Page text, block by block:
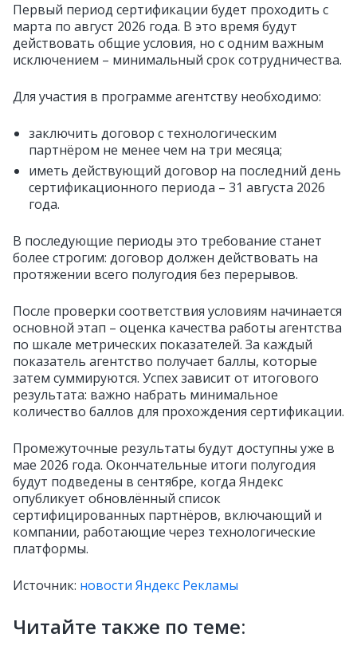
Первый период сертификации будет проходить с
марта по август 2026 года. В это время будут
действовать общие условия, но с одним важным
исключением – минимальный срок сотрудничества.
Для участия в программе агентству необходимо:
заключить договор с технологическим
партнёром не менее чем на три месяца;
иметь действующий договор на последний день
сертификационного периода – 31 августа 2026
года.
В последующие периоды это требование станет
более строгим: договор должен действовать на
протяжении всего полугодия без перерывов.
После проверки соответствия условиям начинается
основной этап – оценка качества работы агентства
по шкале метрических показателей. За каждый
показатель агентство получает баллы, которые
затем суммируются. Успех зависит от итогового
результата: важно набрать минимальное
количество баллов для прохождения сертификации.
Промежуточные результаты будут доступны уже в
мае 2026 года. Окончательные итоги полугодия
будут подведены в сентябре, когда Яндекс
опубликует обновлённый список
сертифицированных партнёров, включающий и
компании, работающие через технологические
платформы.
Источник: новости Яндекс Рекламы
Читайте также по теме: